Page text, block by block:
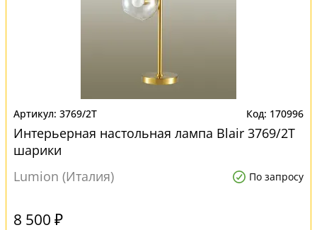
3769/2T 170996
Интерьерная настольная лампа Blair 3769/2T
шарики
Lumion (Италия)
По запросу
8 500 ₽